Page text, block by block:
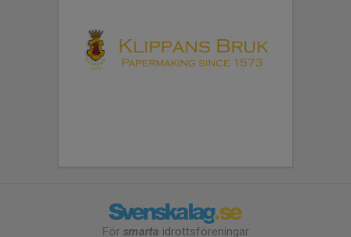
För smarta idrottsföreningar